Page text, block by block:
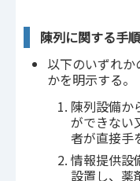
陳列に関する手
以下のいずれ
かを明示する。
陳列設備か
ができない
者が直接手
情報提供設
設置し、薬